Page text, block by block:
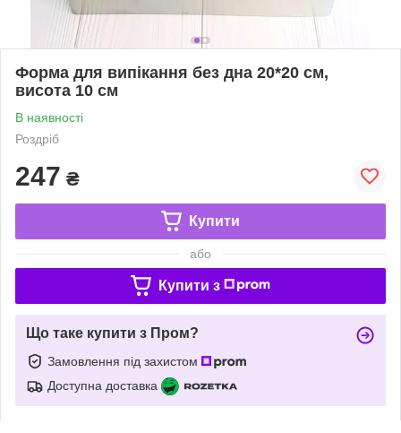
Форма для випікання без дна 20*20 см,
висота 10 см
В наявності
Роздріб
247 ₴
Купити
або
Купити з
Що таке купити з Пром?
Замовлення під захистом
Доступна доставка